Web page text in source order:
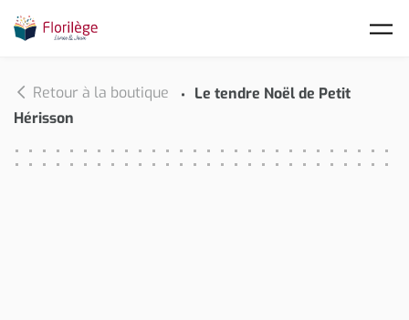
Retour à la boutique
Le tendre Noël de Petit
Hérisson